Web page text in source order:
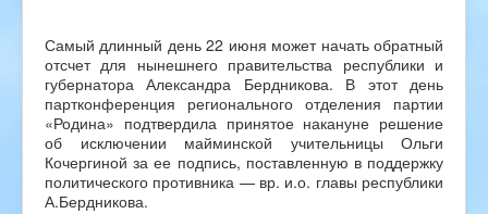
Самый длинный день 22 июня может начать обратный
отсчет для нынешнего правительства республики и
губернатора Александра Бердникова. В этот день
партконференция регионального отделения партии
«Родина» подтвердила принятое накануне решение
об исключении майминской учительницы Ольги
Кочергиной за ее подпись, поставленную в поддержку
политического противника — вр. и.о. главы республики
А.Бердникова.